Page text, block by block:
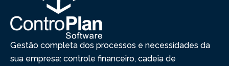
Gestão completa dos processos e necessidades da
sua empresa: controle financeiro, cadeia de